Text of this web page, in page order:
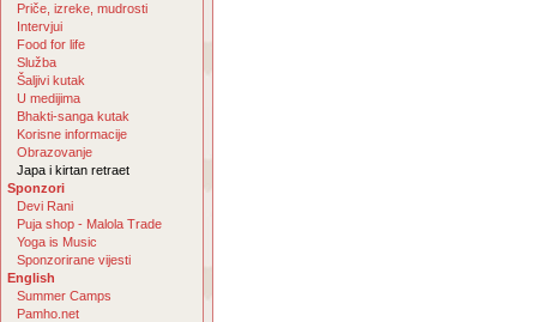
Priče, izreke, mudrosti
Intervjui
Food for life
Služba
Šaljivi kutak
U medijima
Bhakti-sanga kutak
Korisne informacije
Obrazovanje
Japa i kirtan retraet
Sponzori
Devi Rani
Puja shop - Malola Trade
Yoga is Music
Sponzorirane vijesti
English
Summer Camps
Pamho.net